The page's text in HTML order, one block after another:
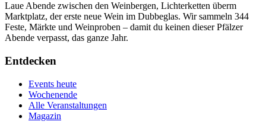
Laue Abende zwischen den Weinbergen, Lichterketten überm
Marktplatz, der erste neue Wein im Dubbeglas. Wir sammeln 344
Feste, Märkte und Weinproben – damit du keinen dieser Pfälzer
Abende verpasst, das ganze Jahr.
Entdecken
Events heute
Wochenende
Alle Veranstaltungen
Magazin